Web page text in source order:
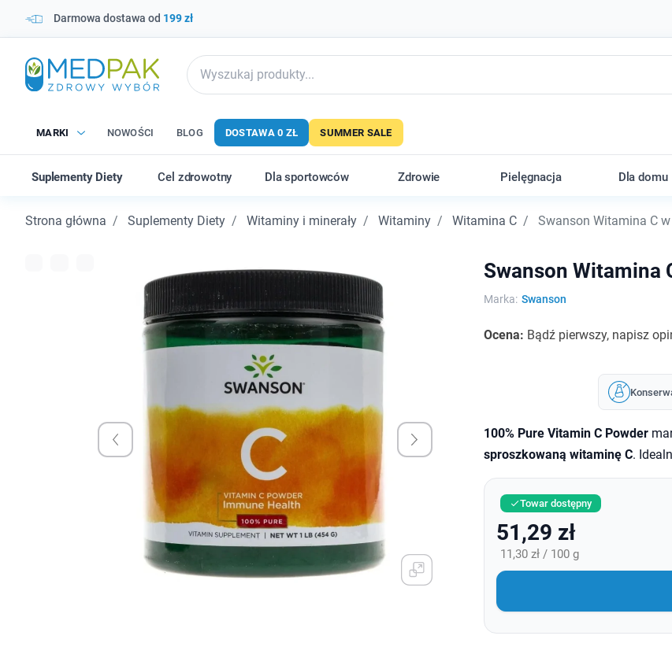
Darmowa dostawa od 199 zł
MARKI NOWOŚCI BLOG DOSTAWA 0 ZŁ SUMMER SALE
Suplementy Diety Cel zdrowotny Dla sportowców Zdrowie Pielęgnacja Dla domu
Strona główna Suplementy Diety Witaminy i minerały Witaminy Witamina C Swanson Witamina C
Swanson Witamina
Marka: Swanson
Ocena: Bądź pierwszy, napisz
100% Pure Vitamin C Powder
sproszkowaną witaminę C.
Towar dostępny
51,29 zł
11,30 zł / 100 g